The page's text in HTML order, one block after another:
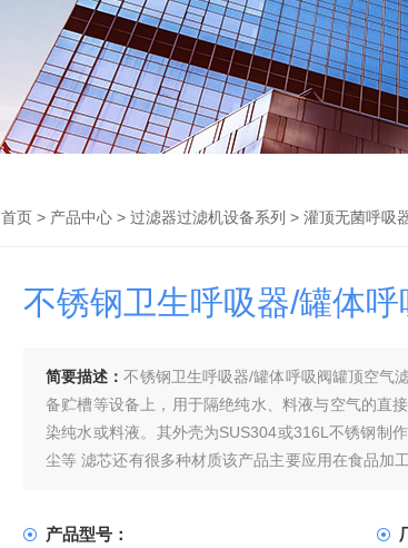
首页 > 产品中心 > 过滤器过滤机设备系列 > 灌顶无菌呼吸
不锈钢卫生呼吸器/罐体
简要描述：不锈钢卫生呼吸器/罐体呼吸阀罐顶空气
备贮槽等设备上，用于隔绝纯水、料液与空气的直
染纯水或料液。其外壳为SUS304或316L不锈钢制
尘等 滤芯还有很多种材质该产品主要应用在食品加
产品型号：